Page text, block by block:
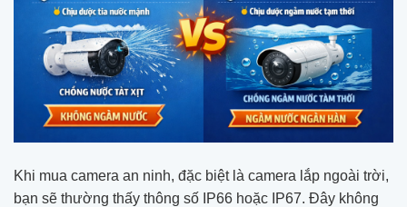
Khi mua camera an ninh, đặc biệt là camera lắp ngoài trời,
bạn sẽ thường thấy thông số IP66 hoặc IP67. Đây không